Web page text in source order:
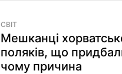
СВІТ
Мешканці
поляків, що
чому причина